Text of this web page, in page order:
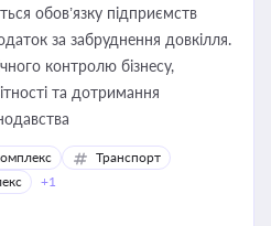
обов’язку підприємств
за забруднення довкілля.
контролю бізнесу,
та дотримання
Транспорт
+1